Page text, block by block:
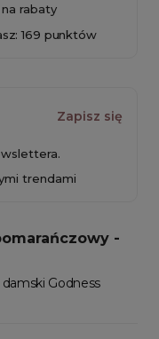
rabaty
169 punktów
Zapisz się
trendami
-
Godness